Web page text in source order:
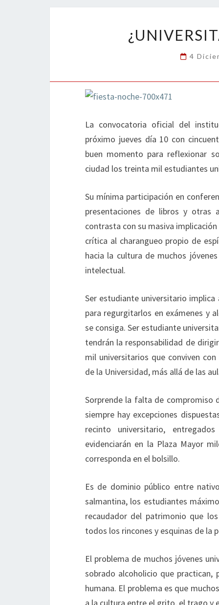
4
La convocatoria oficial del
próximo jueves día 10 con
buen momento para reflexionar
ciudad los treinta mil estudiantes
Su mínima participación en
presentaciones de libros y otras
contrasta con su masiva
crítica al charangueo propio de
hacia la cultura de muchos
intelectual.
Ser estudiante universitario
para regurgitarlos en exámenes y
se consiga. Ser estudiante
tendrán la responsabilidad de
mil universitarios que conviven
de la Universidad, más allá de las
Sorprende la falta de compromiso
siempre hay excepciones
recinto universitario,
evidenciarán en la Plaza Mayor
corresponda en el bolsillo.
Es de dominio público entre
salmantina, los estudiantes
recaudador del patrimonio que
todos los rincones y esquinas de la
El problema de muchos jóvenes
sobrado alcoholicio que
humana. El problema es que